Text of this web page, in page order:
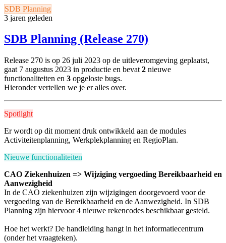
SDB Planning
3 jaren geleden
SDB Planning (Release 270)
Release 270 is op 26 juli 2023 op de uitleveromgeving geplaatst,
gaat 7 augustus 2023 in productie en bevat 2 nieuwe
functionaliteiten en 3 opgeloste bugs.
Hieronder vertellen we je er alles over.
Spotlight
Er wordt op dit moment druk ontwikkeld aan de modules
Activiteitenplanning, Werkplekplanning en RegioPlan.
Nieuwe functionaliteiten
CAO Ziekenhuizen => Wijziging vergoeding Bereikbaarheid en
Aanwezigheid
In de CAO ziekenhuizen zijn wijzigingen doorgevoerd voor de
vergoeding van de Bereikbaarheid en de Aanwezigheid. In SDB
Planning zijn hiervoor 4 nieuwe rekencodes beschikbaar gesteld.
Hoe het werkt? De handleiding hangt in het informatiecentrum
(onder het vraagteken).